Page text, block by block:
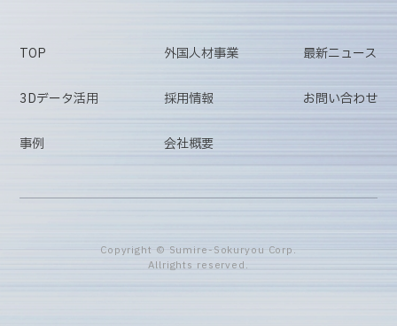
TOP
3Dデータ活用
事例
外国人材事業
採用情報
会社概要
最新ニュース
お問い合わせ
Copyright © Sumire-Sokuryou Corp.
Allrights reserved.